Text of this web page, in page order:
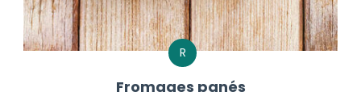
R
Fromages panés